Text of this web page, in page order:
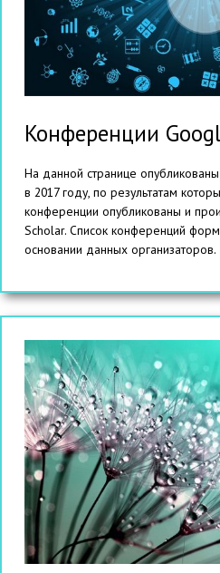
Конференции
На данной странице
в 2017 году, по результатам
конференции опубликованы и
Scholar. Список конференций
основании данных